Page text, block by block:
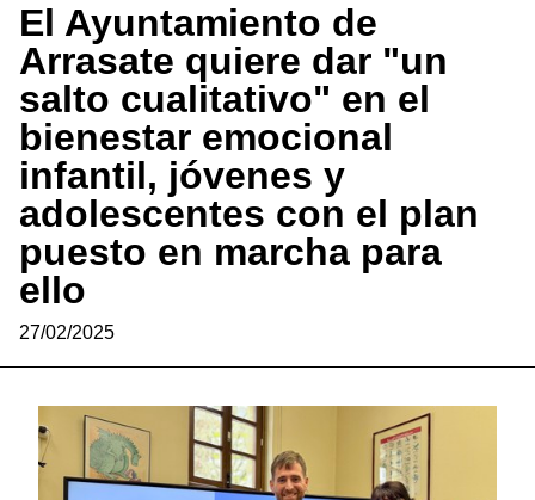
El Ayuntamiento de
Arrasate quiere dar "un
salto cualitativo" en el
bienestar emocional
infantil, jóvenes y
adolescentes con el plan
puesto en marcha para
ello
27/02/2025